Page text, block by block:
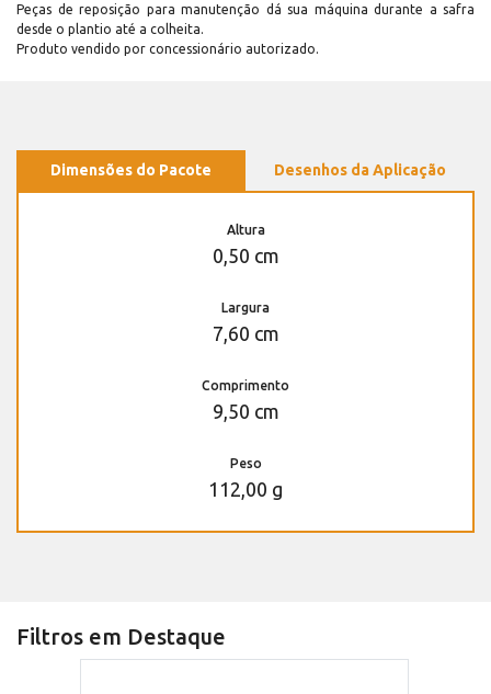
Peças de reposição para manutenção dá sua máquina durante a safra
desde o plantio até a colheita.
Produto vendido por concessionário autorizado.
Dimensões do Pacote Desenhos da Aplicação
Altura
0,50 cm
Largura
7,60 cm
Comprimento
9,50 cm
Peso
112,00 g
Filtros em Destaque